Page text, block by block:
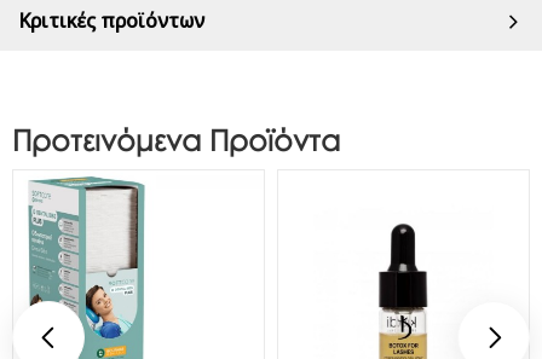
Κριτικές προϊόντων
Προτεινόμενα Προϊόντα